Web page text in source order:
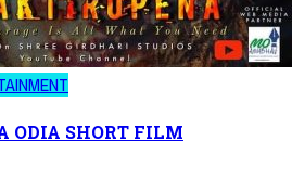
ODIA SHORT FILM